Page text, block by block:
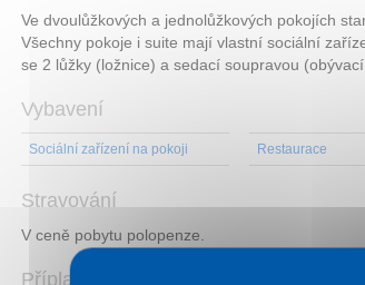
Ve dvoulůžkových a jednolůžkových pokojích
Všechny pokoje i suite mají vlastní sociální
se 2 lůžky (ložnice) a sedací soupravou (obývací
Vybavení
Sociální zařízení na pokoji Restaurace
Stravování
V ceně pobytu polopenze.
Příplatky